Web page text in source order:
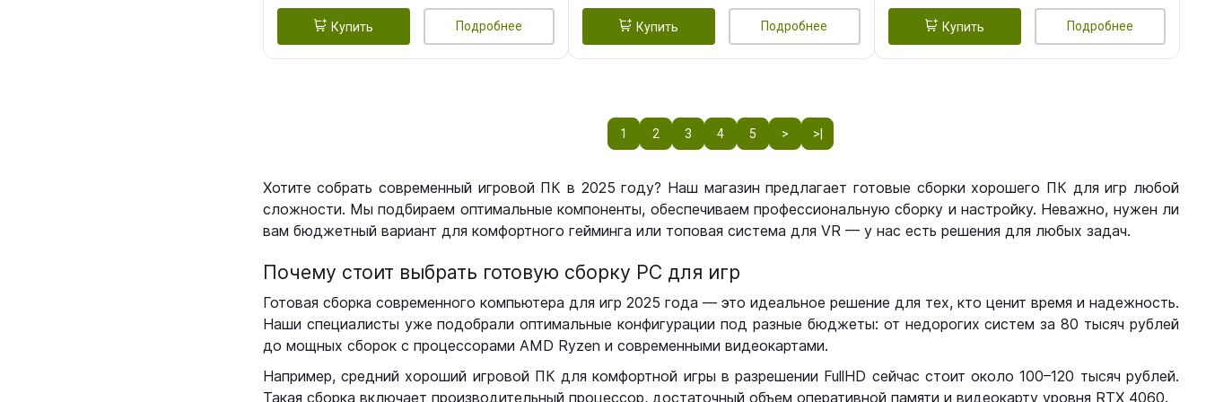
Купить Подробнее Купить Подробнее Купить Подробнее
1 2 3 4 5 > >|
Хотите собрать современный игровой ПК в 2025 году? Наш магазин предлагает готовые сборки хорошего ПК для игр любой
сложности. Мы подбираем оптимальные компоненты, обеспечиваем профессиональную сборку и настройку. Неважно, нужен ли
вам бюджетный вариант для комфортного гейминга или топовая система для VR — у нас есть решения для любых задач.
Почему стоит выбрать готовую сборку РС для игр
Готовая сборка современного компьютера для игр 2025 года — это идеальное решение для тех, кто ценит время и надежность.
Наши специалисты уже подобрали оптимальные конфигурации под разные бюджеты: от недорогих систем за 80 тысяч рублей
до мощных сборок с процессорами AMD Ryzen и современными видеокартами.
Например, средний хороший игровой ПК для комфортной игры в разрешении FullHD сейчас стоит около 100–120 тысяч рублей.
Такая сборка включает производительный процессор, достаточный объем оперативной памяти и видеокарту уровня RTX 4060.